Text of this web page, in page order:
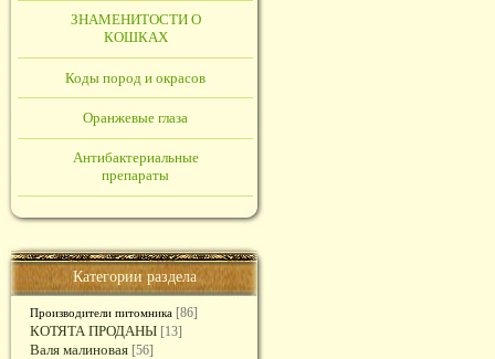
ЗНАМЕНИТОСТИ О
КОШКАХ
Коды пород и окрасов
Оранжевые глаза
Антибактериальные
препараты
Категории раздела
Производители питомника [86]
КОТЯТА ПРОДАНЫ [13]
Валя малиновая [56]